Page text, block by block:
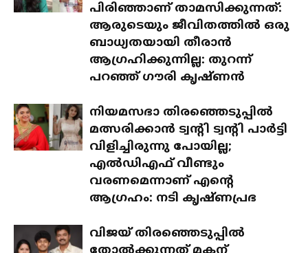
പിരിഞ്ഞാണ് താമസിക്കുന്നത്:
ആരുടെയും ജീവിതത്തിൽ ഒരു
ബാധ്യതയായി തീരാൻ
ആഗ്രഹിക്കുന്നില്ല: തുറന്ന്
പറഞ്ഞ് ഗൗരി കൃഷ്ണൻ
നിയമസഭാ തിരഞ്ഞെടുപ്പിൽ
മത്സരിക്കാൻ ട്വന്റി ട്വന്റി പാർട്ടി
വിളിച്ചിരുന്നു പോയില്ല;
എൽഡിഎഫ് വീണ്ടും
വരണമെന്നാണ് എന്റെ
ആഗ്രഹം: നടി കൃഷ്ണപ്രഭ
വിജയ് തിരഞ്ഞെടുപ്പിൽ